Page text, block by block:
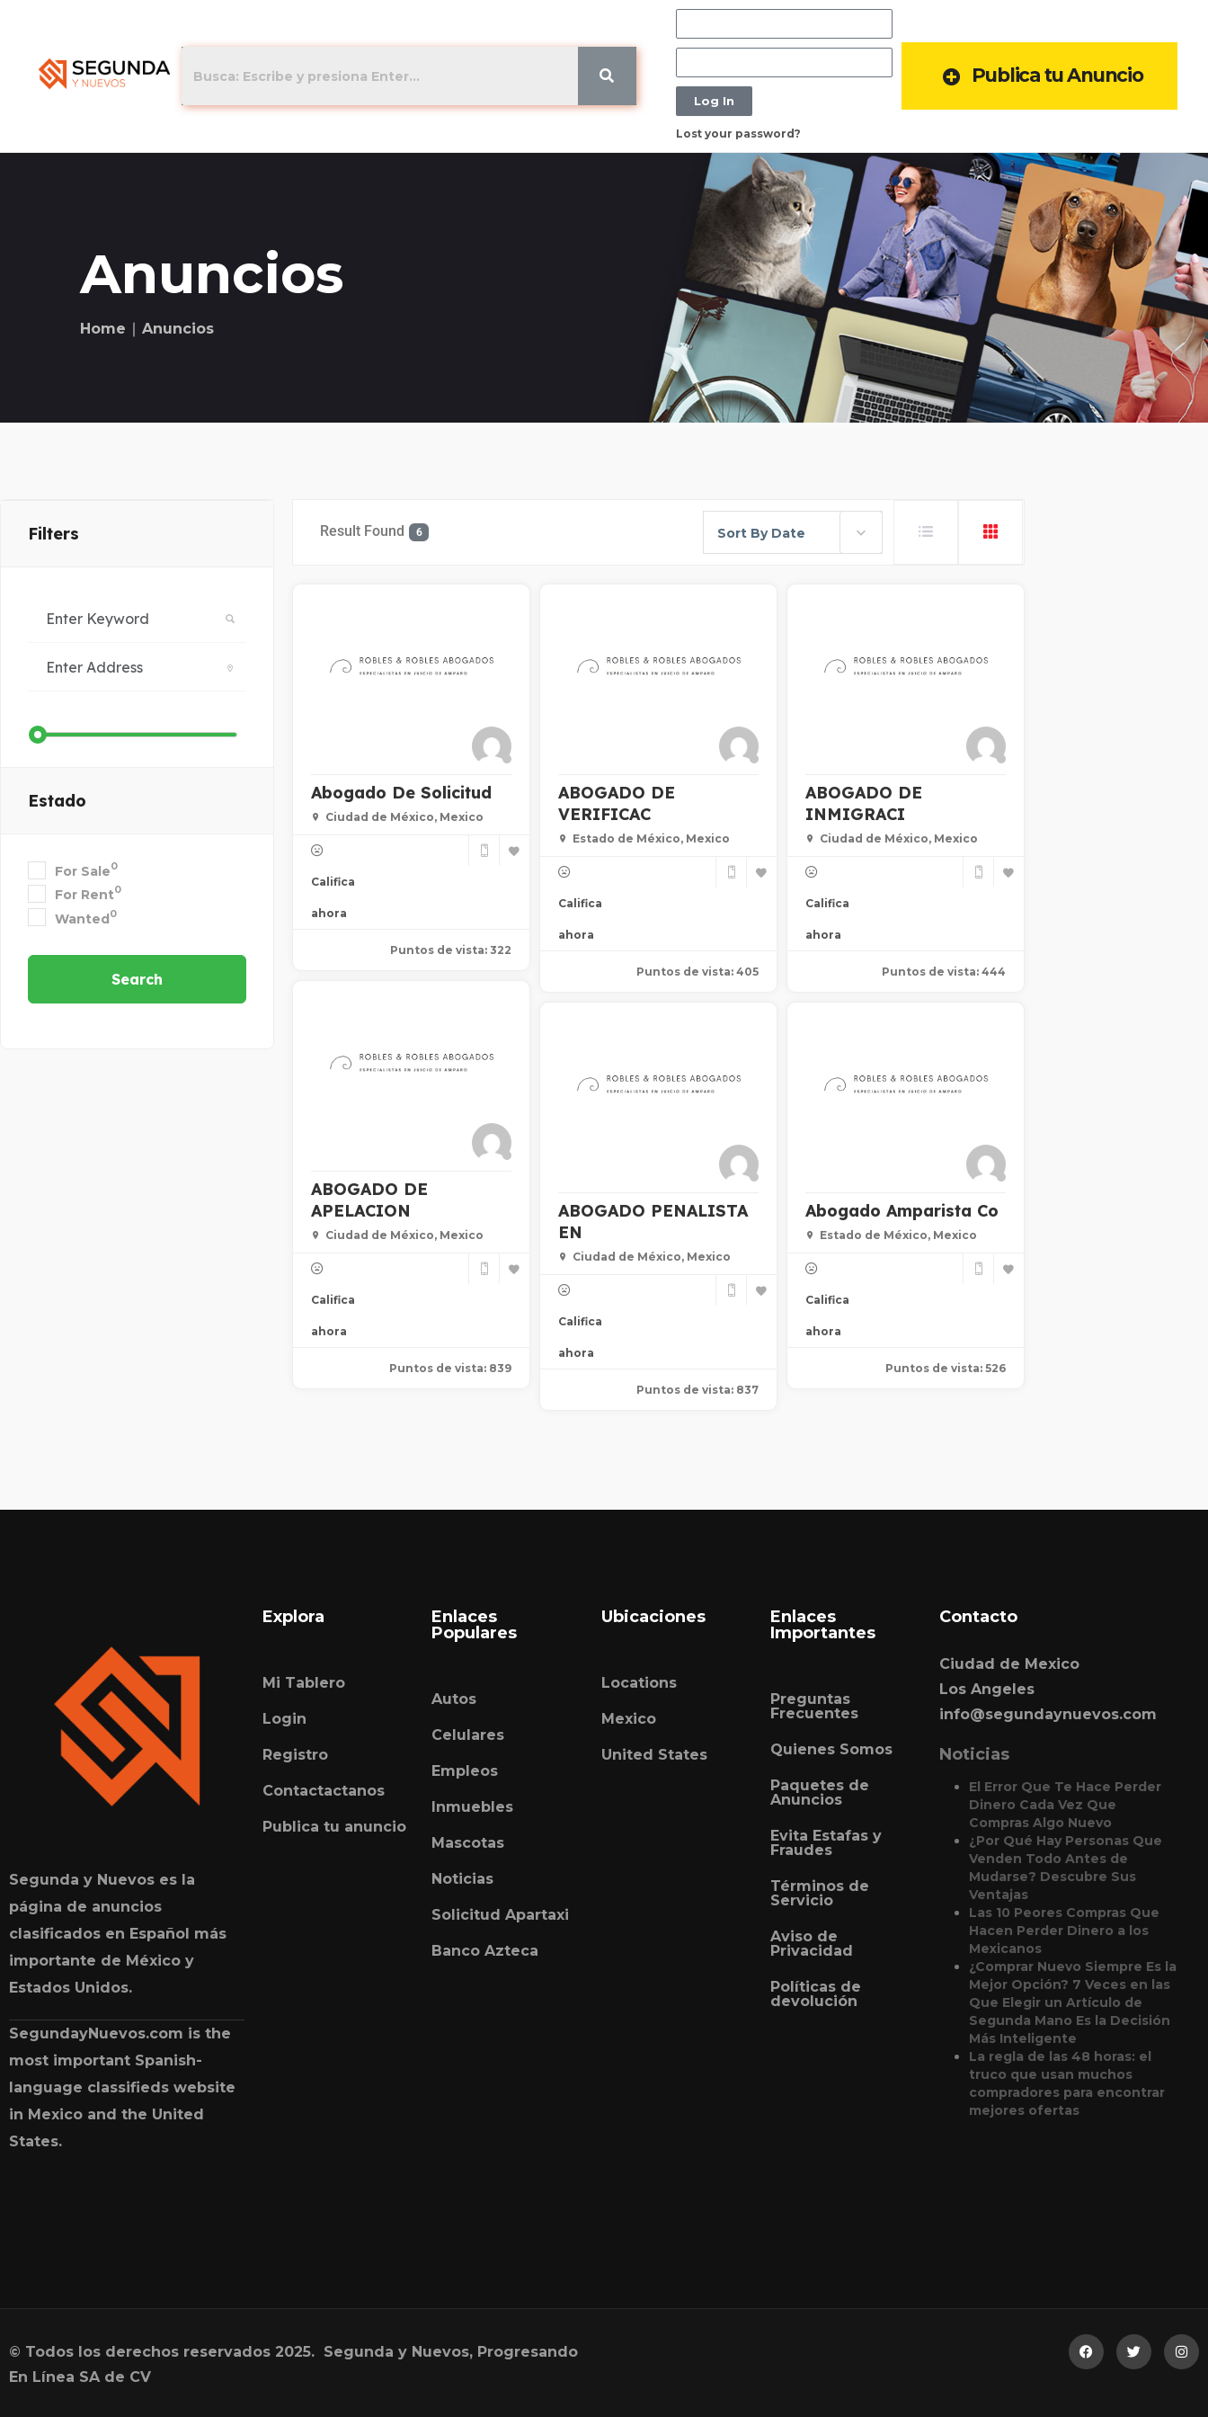
Log In
Lost your password?
Publica tu Anuncio
Anuncios
Home ∣ Anuncios
Filters
Estado
For Sale0
For Rent0
Wanted0
Search
Result Found 6 Sort By Date
Abogado De Solicitud
Ciudad de México, Mexico
Califica
ahora
Puntos de vista: 322
ABOGADO DE
VERIFICAC
Estado de México, Mexico
Califica
ahora
Puntos de vista: 405
ABOGADO DE
INMIGRACI
Ciudad de México, Mexico
Califica
ahora
Puntos de vista: 444
ABOGADO DE
APELACION
Ciudad de México, Mexico
Califica
ahora
Puntos de vista: 839
ABOGADO PENALISTA
EN
Ciudad de México, Mexico
Califica
ahora
Puntos de vista: 837
Abogado Amparista Co
Estado de México, Mexico
Califica
ahora
Puntos de vista: 526
Segunda y Nuevos es la
página de anuncios
clasificados en Español más
importante de México y
Estados Unidos.
SegundayNuevos.com is the
most important Spanish-
language classifieds website
in Mexico and the United
States.
Explora
Mi Tablero
Login
Registro
Contactactanos
Publica tu anuncio
Enlaces
Populares
Autos
Celulares
Empleos
Inmuebles
Mascotas
Noticias
Solicitud Apartaxi
Banco Azteca
Ubicaciones
Locations
Mexico
United States
Enlaces
Importantes
Preguntas
Frecuentes
Quienes Somos
Paquetes de
Anuncios
Evita Estafas y
Fraudes
Términos de
Servicio
Aviso de
Privacidad
Políticas de
devolución
Contacto
Ciudad de Mexico
Los Angeles
info@segundaynuevos.com
Noticias
El Error Que Te Hace Perder
Dinero Cada Vez Que
Compras Algo Nuevo
¿Por Qué Hay Personas Que
Venden Todo Antes de
Mudarse? Descubre Sus
Ventajas
Las 10 Peores Compras Que
Hacen Perder Dinero a los
Mexicanos
¿Comprar Nuevo Siempre Es la
Mejor Opción? 7 Veces en las
Que Elegir un Artículo de
Segunda Mano Es la Decisión
Más Inteligente
La regla de las 48 horas: el
truco que usan muchos
compradores para encontrar
mejores ofertas
© Todos los derechos reservados 2025. Segunda y Nuevos, Progresando
En Línea SA de CV